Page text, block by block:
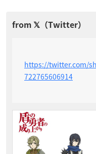
https://twitter.com/
722765606914